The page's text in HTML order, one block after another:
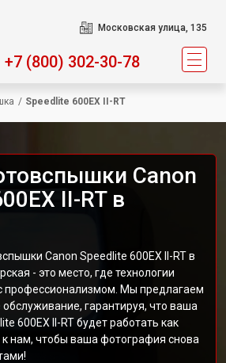
Московская улица, 135
+7 (800) 302-30-78
/ Speedlite 600EX II-RT
Canon
II-RT в
Canon Speedlite 600EX II-RT в
- это место, где технологии
профессионализмом. Мы предлагаем
гарантируя, что ваша
600EX II-RT будет работать как
нам, чтобы ваша фотография снова